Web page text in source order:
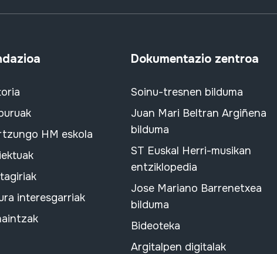
HM eskola
interesgarriak
Dokumentazio zentroa
Soinu-tresnen bilduma
Juan Mari Beltran Argiñena
bilduma
ST Euskal Herri-musikan
entziklopedia
Jose Mariano Barrenetxea
bilduma
Bideoteka
Argitalpen digitalak